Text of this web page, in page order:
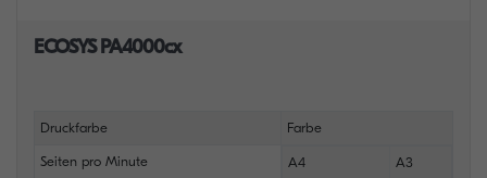
ECOSYS PA4000cx
Druckfarbe Farbe
Seiten pro Minute A4 A3